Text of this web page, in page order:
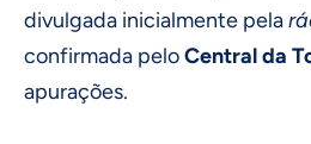
divulgada inicialmente pela
confirmada peloCentral da
apurações.